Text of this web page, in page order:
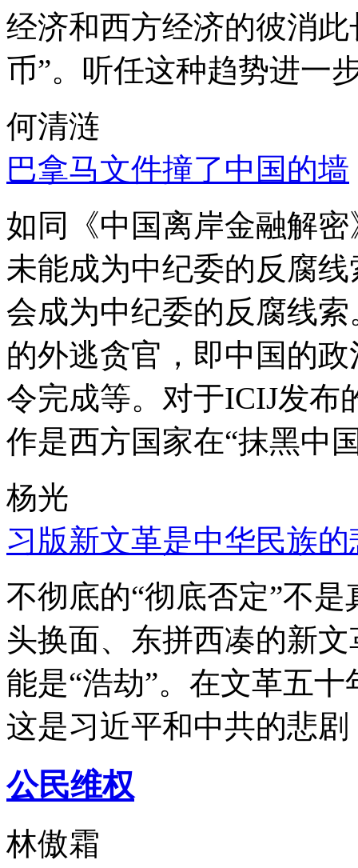
经济和西方经济的彼消
币”。听任这种趋势进一
何清涟
巴拿马文件撞了中国的墙
如同《中国离岸金融解
未能成为中纪委的反腐
会成为中纪委的反腐线
的外逃贪官，即中国的
令完成等。对于ICIJ发布
作是西方国家在“抹黑中
杨光
习版新文革是中华民族的
不彻底的“彻底否定”不
头换面、东拼西凑的新
能是“浩劫”。在文革五
这是习近平和中共的悲
公民维权
林傲霜